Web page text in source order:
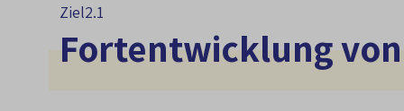
Ziel2.1
Fortentwicklung